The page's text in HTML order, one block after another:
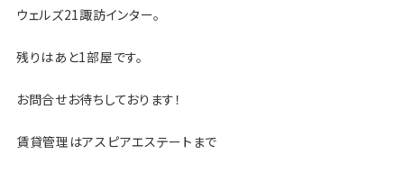
ウェルズ21諏訪インター。
残りはあと1部屋です。
お問合せお待ちしております！
賃貸管理はアスピアエステートまで